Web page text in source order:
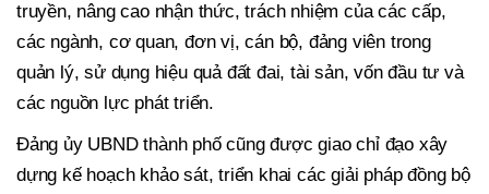
truyền, nâng cao nhận thức, trách nhiệm của các cấp,
các ngành, cơ quan, đơn vị, cán bộ, đảng viên trong
quản lý, sử dụng hiệu quả đất đai, tài sản, vốn đầu tư và
các nguồn lực phát triển.
Đảng ủy UBND thành phố cũng được giao chỉ đạo xây
dựng kế hoạch khảo sát, triển khai các giải pháp đồng bộ